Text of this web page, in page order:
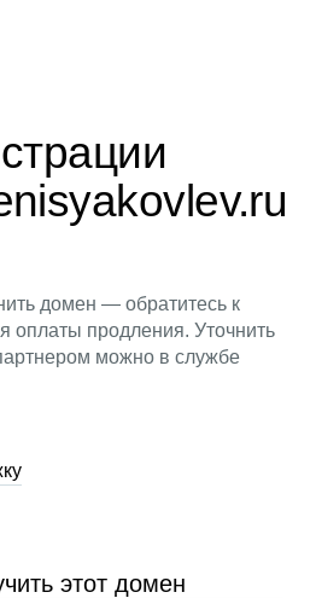
домен — обратитесь к
оплаты продления. Уточнить
можно в службе
этот домен